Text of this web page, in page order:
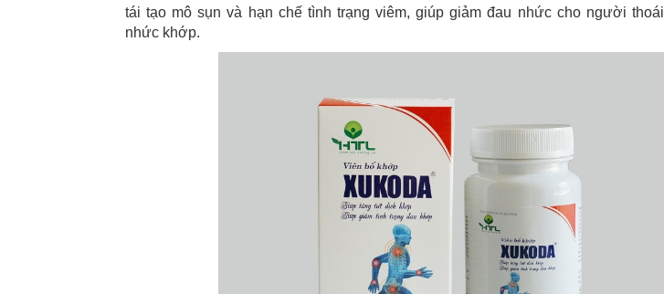
tái tạo mô sụn và hạn chế tình trạng viêm, giúp giảm đau nhức cho người
nhức khớp.